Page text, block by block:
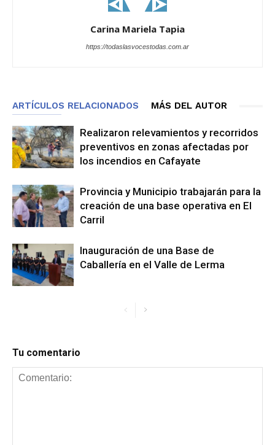
Carina Mariela Tapia
https://todaslasvocestodas.com.ar
ARTÍCULOS RELACIONADOS MÁS DEL AUTOR
Realizaron relevamientos y recorridos
preventivos en zonas afectadas por
los incendios en Cafayate
Provincia y Municipio trabajarán para la
creación de una base operativa en El
Carril
Inauguración de una Base de
Caballería en el Valle de Lerma
Tu comentario